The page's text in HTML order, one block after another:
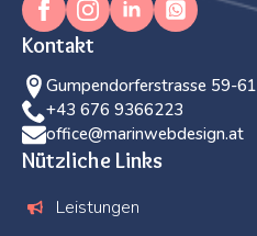
Kontakt
Gumpendorferstrasse 59-61
+43 676 9366223
office@marinwebdesign.at
Nützliche Links
Leistungen